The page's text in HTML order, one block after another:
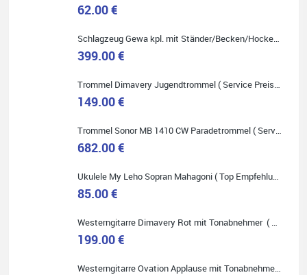
Marie-Luise Mroß
Ich bin super zufrieden mit meiner neuen Ukulele! Einfach am
Freitag vorbeigekommen, eben geklingelt und top beraten
worden. Ich würde den Besuch im Musikgeschäft Stöppel jedem
Onlineshopping vorziehen.
Quelle: Google-Rezension
Klein...aber fein!
62.00 €
Schlagzeug Gewa kpl. mit Ständer/Becken/Hocker DER RENNER ! (Service Preis inkl. Werkstatt Service)
399.00 €
Trommel Dimavery Jugendtrommel ( Service Preis inkl. Werkstatt Service )
149.00 €
Trommel Sonor MB 1410 CW Paradetrommel ( Service Preis inkl. Werkstatt Service )
682.00 €
Ukulele My Leho Sopran Mahagoni ( Top Empfehlung ! )
85.00 €
Westerngitarre Dimavery Rot mit Tonabnehmer ( Service Preis inkl. Werkstatt Service )
199.00 €
Westerngitarre Ovation Applause mit Tonabnehmer ( Service Preis inkl. Werkstatt Service )